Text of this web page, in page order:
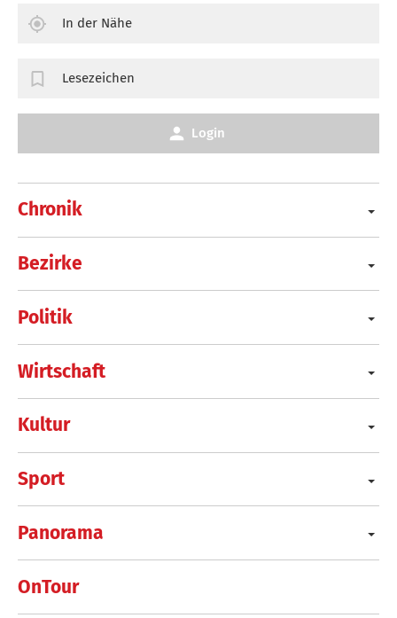
Chronik
Bezirke
Politik
Wirtschaft
Kultur
Sport
Panorama
OnTour
In der Nähe
Lesezeichen
Login